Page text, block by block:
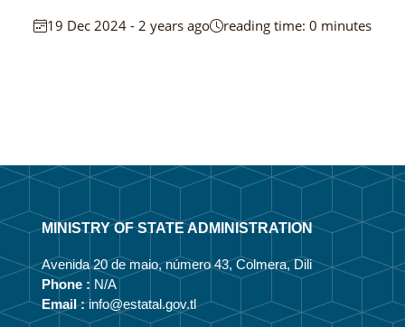
19 Dec 2024 - 2 years ago reading time: 0 minutes
MINISTRY OF STATE ADMINISTRATION
Avenida 20 de maio, número 43, Colmera, Dili
Phone : N/A
Email :info@estatal.gov.tl